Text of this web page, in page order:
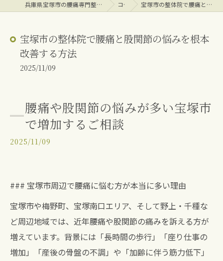
兵庫県宝塚市の腰痛専門整体院ならｎのレシピみんなの整体院 コラム 宝塚市の整体院で腰痛と股関節の悩みを根本改善する方法
宝塚市の整体院で腰痛と股関節の悩みを根本
改善する方法
2025/11/09
腰痛や股関節の悩みが多い宝塚市
で増加するご相談
2025/11/09
### 宝塚市周辺で腰痛に悩む方が本当に多い理由
宝塚市や梅野町、宝塚南口エリア、そして野上・千種な
ど周辺地域では、近年腰痛や股関節の痛みを訴える方が
増えています。背景には「長時間の歩行」「座り仕事の
増加」「産後の骨盤の不調」や「加齢に伴う筋力低下」